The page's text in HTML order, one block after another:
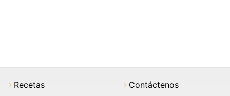
Recetas Contáctenos